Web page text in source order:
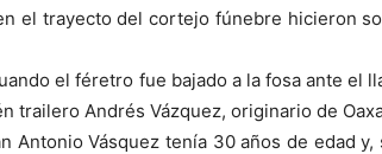
el trayecto del cortejo fúnebre hicieron
el féretro fue bajado a la fosa ante el
trailero Andrés Vázquez, originario de
Vásquez tenía 30 años de edad